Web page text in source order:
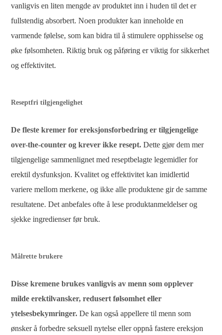
vanligvis en liten mengde av produktet inn i huden til det er
fullstendig absorbert. Noen produkter kan inneholde en
varmende følelse, som kan bidra til å stimulere opphisselse og
øke følsomheten. Riktig bruk og påføring er viktig for sikkerhet
og effektivitet.
Reseptfri tilgjengelighet
De fleste kremer for ereksjonsforbedring er tilgjengelige
over-the-counter og krever ikke resept. Dette gjør dem mer
tilgjengelige sammenlignet med reseptbelagte legemidler for
erektil dysfunksjon. Kvalitet og effektivitet kan imidlertid
variere mellom merkene, og ikke alle produktene gir de samme
resultatene. Det anbefales ofte å lese produktanmeldelser og
sjekke ingredienser før bruk.
Målrette brukere
Disse kremene brukes vanligvis av menn som opplever
milde erektilvansker, redusert følsomhet eller
ytelsesbekymringer. De kan også appellere til menn som
ønsker å forbedre seksuell nytelse eller oppnå fastere ereksjon